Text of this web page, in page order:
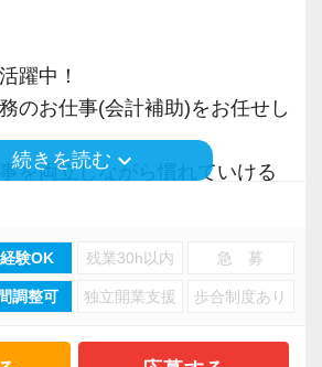
習・OJT
や電話対応など、社内の基本
。
一つひとつ添削します。
作成・簡単なメール対応な
しずつトライ。
を深めていきましょう。
躍中！
のお仕事(会計補助)をお任せし
を両立しながら慣れていける
！
からの勤務が可能です。
続きを読む keyboard_arrow_down
験OK 残業30h以内 急 募
調整可 独立開業支援 歩合制度あり